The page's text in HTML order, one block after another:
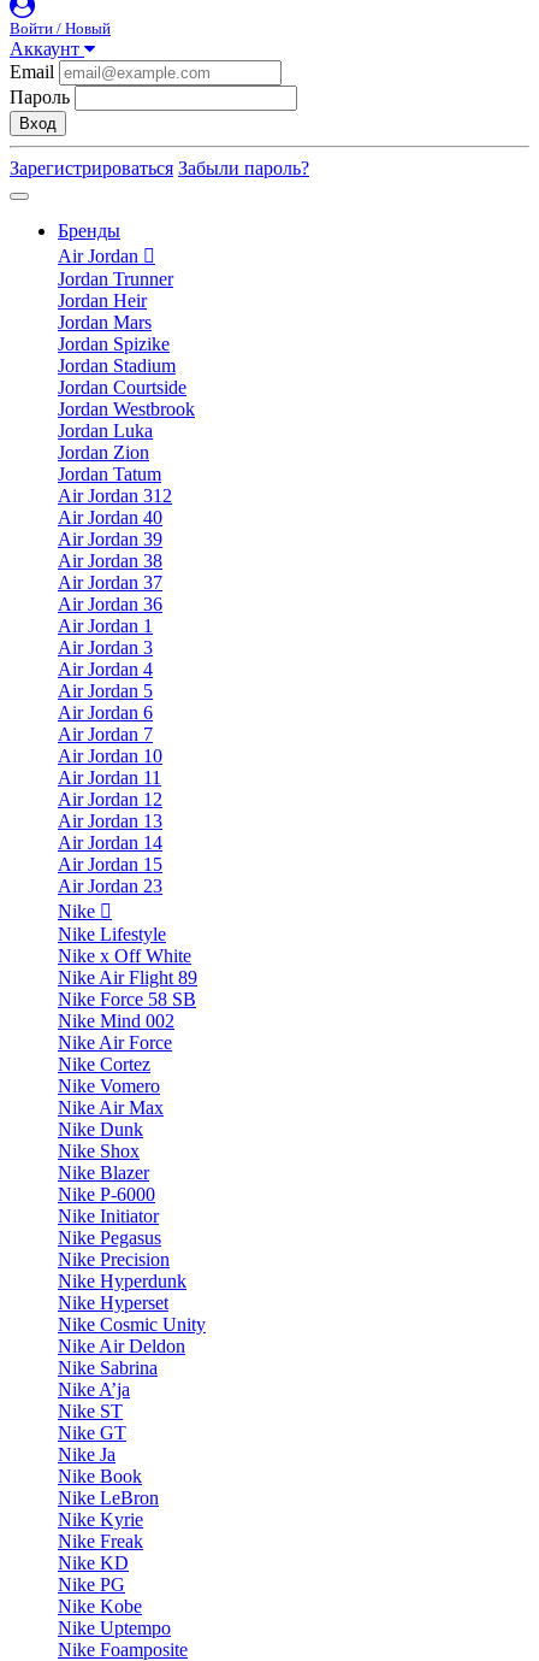
Войти / Новый
Аккаунт
Email
Пароль
Вход
Зарегистрироваться Забыли пароль?
Бренды
Air Jordan
Jordan Trunner
Jordan Heir
Jordan Mars
Jordan Spizike
Jordan Stadium
Jordan Courtside
Jordan Westbrook
Jordan Luka
Jordan Zion
Jordan Tatum
Air Jordan 312
Air Jordan 40
Air Jordan 39
Air Jordan 38
Air Jordan 37
Air Jordan 36
Air Jordan 1
Air Jordan 3
Air Jordan 4
Air Jordan 5
Air Jordan 6
Air Jordan 7
Air Jordan 10
Air Jordan 11
Air Jordan 12
Air Jordan 13
Air Jordan 14
Air Jordan 15
Air Jordan 23
Nike
Nike Lifestyle
Nike x Off White
Nike Air Flight 89
Nike Force 58 SB
Nike Mind 002
Nike Air Force
Nike Cortez
Nike Vomero
Nike Air Max
Nike Dunk
Nike Shox
Nike Blazer
Nike P-6000
Nike Initiator
Nike Pegasus
Nike Precision
Nike Hyperdunk
Nike Hyperset
Nike Cosmic Unity
Nike Air Deldon
Nike Sabrina
Nike A’ja
Nike ST
Nike GT
Nike Ja
Nike Book
Nike LeBron
Nike Kyrie
Nike Freak
Nike KD
Nike PG
Nike Kobe
Nike Uptempo
Nike Foamposite